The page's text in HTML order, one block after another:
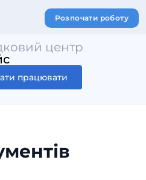
Розпочати роботу
центр
працювати